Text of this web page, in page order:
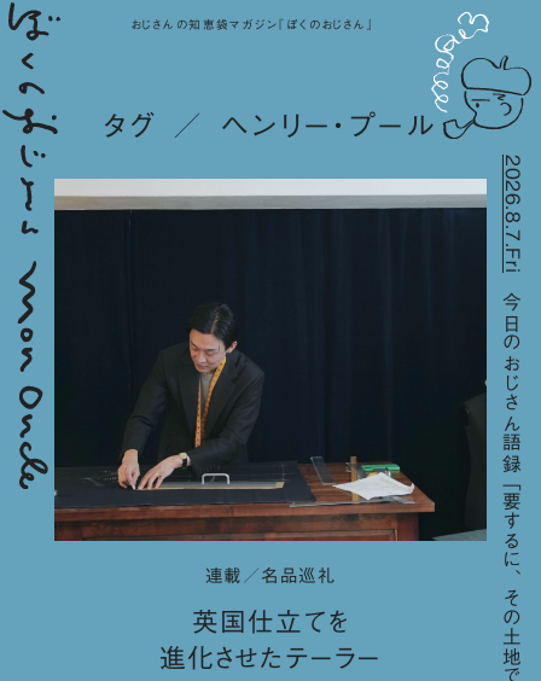
おじさんの知恵袋マガジン『ぼくのおじさん』
2026.8.7.Fri
今日のおじさん語録
タグ ／ ヘンリー・プール
連載／名品巡礼
英国仕立てを
進化させたテーラー